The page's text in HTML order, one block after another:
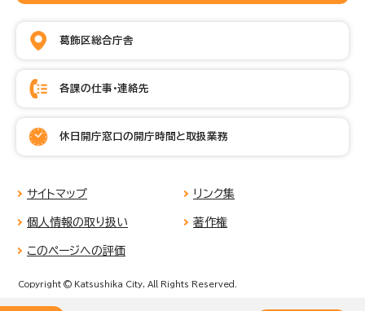
葛飾区総合庁舎
各課の仕事・連絡先
休日開庁窓口の開庁時間と取扱業務
サイトマップ リンク集
個人情報の取り扱い 著作権
このページへの評価
Copyright © Katsushika City, All Rights Reserved.